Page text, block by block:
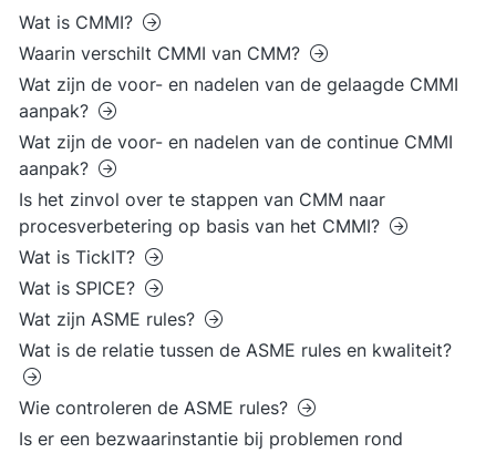
Wat is CMMI?
Waarin verschilt CMMI van CMM?
Wat zijn de voor- en nadelen van de gelaagde CMMI
aanpak?
Wat zijn de voor- en nadelen van de continue CMMI
aanpak?
Is het zinvol over te stappen van CMM naar
procesverbetering op basis van het CMMI?
Wat is TickIT?
Wat is SPICE?
Wat zijn ASME rules?
Wat is de relatie tussen de ASME rules en kwaliteit?
Wie controleren de ASME rules?
Is er een bezwaarinstantie bij problemen rond